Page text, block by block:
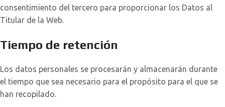
consentimiento del tercero para proporcionar los Datos al
Titular de la Web.
Tiempo de retención
Los datos personales se procesarán y almacenarán durante
el tiempo que sea necesario para el propósito para el que se
han recopilado.